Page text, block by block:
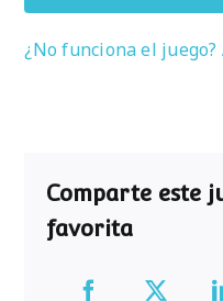
¿No funciona el juego?
Comparte este
favorita